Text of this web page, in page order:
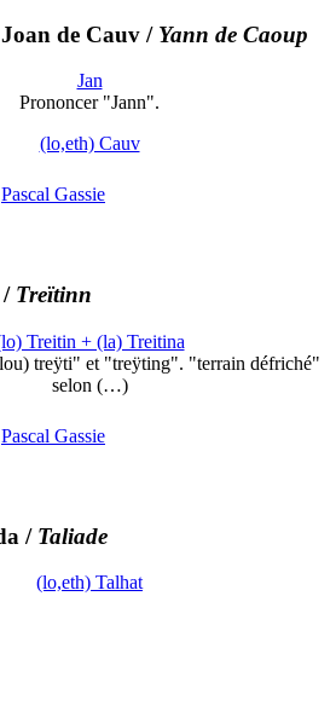
Joan de Cauv / Yann de Caoup
Jan
Prononcer "Jann".
(lo,eth) Cauv
Pascal Gassie
/ Treïtinn
Treitin + (la) Treitina
treÿti" et "treÿting". "terrain défriché"
selon (…)
Pascal Gassie
/ Taliade
(lo,eth) Talhat